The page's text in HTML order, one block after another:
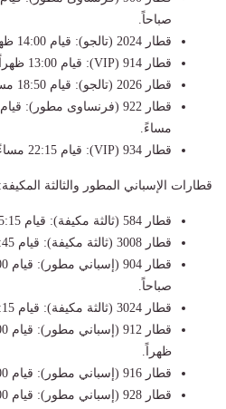
صباحاً.
قطار 2024 (تالجو): قيام 14:00 ظهراً – وصول 16:30 عصراً.
قطار 914 (VIP): قيام 13:00 ظهراً – وصول 16:20 عصراً.
قطار 2026 (تالجو): قيام 18:50 مساءً – وصول 21:20 مساءً.
مساءً.
قطار 934 (VIP): قيام 22:15 مساءً – وصول 01:15 صباحاً.
قطارات الإسباني المطور والثالثة المكيفة:
قطار 584 (ثالثة مكيفة): قيام 05:15 صباحاً – وصول 08:30 صباحاً.
قطار 3008 (ثالثة مكيفة): قيام 05:45 صباحاً – وصول 08:30 صباحاً.
صباحاً.
قطار 3024 (ثالثة مكيفة): قيام 09:15 صباحاً – وصول 12:10 ظهراً.
ظهراً.
قطار 916 (إسباني مطور): قيام 14:00 ظهراً – وصول 16:35 عصراً.